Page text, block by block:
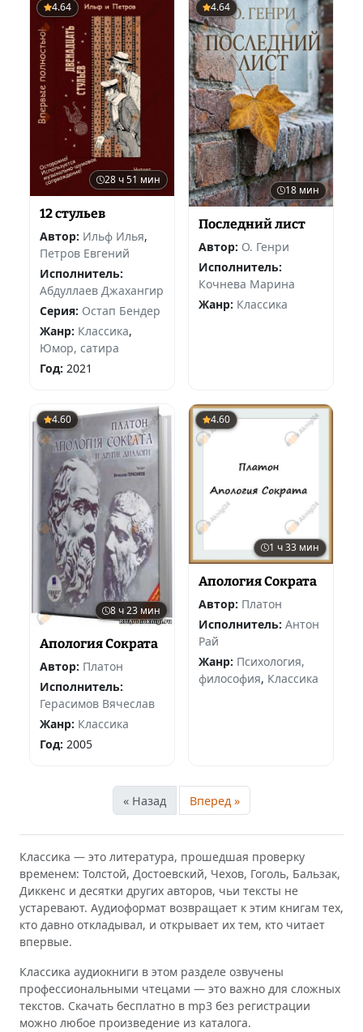
4.64
28 ч 51 мин
12 стульев
Автор: Ильф Илья,
Петров Евгений
Исполнитель:
Абдуллаев Джахангир
Серия: Остап Бендер
Жанр: Классика,
Юмор, сатира
Год: 2021
4.64
18 мин
Последний лист
Автор: О. Генри
Исполнитель:
Кочнева Марина
Жанр: Классика
4.60
8 ч 23 мин
Апология Сократа
Автор: Платон
Исполнитель:
Герасимов Вячеслав
Жанр: Классика
Год: 2005
4.60
1 ч 33 мин
Апология Сократа
Автор: Платон
Исполнитель: Антон
Рай
Жанр: Психология,
философия, Классика
« Назад Вперед »
Классика — это литература, прошедшая проверку
временем: Толстой, Достоевский, Чехов, Гоголь, Бальзак,
Диккенс и десятки других авторов, чьи тексты не
устаревают. Аудиоформат возвращает к этим книгам тех,
кто давно откладывал, и открывает их тем, кто читает
впервые.
Классика аудиокниги в этом разделе озвучены
профессиональными чтецами — это важно для сложных
текстов. Скачать бесплатно в mp3 без регистрации
можно любое произведение из каталога.